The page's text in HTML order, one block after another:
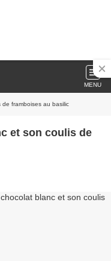
MENU
framboises au basilic
et son coulis de